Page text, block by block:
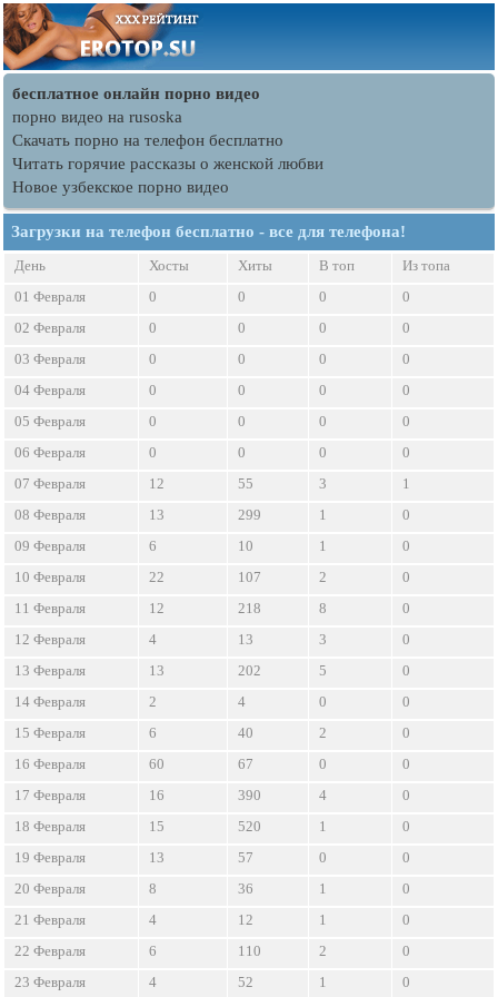
бесплатное онлайн порно видео
порно видео на rusoska
Скачать порно на телефон бесплатно
Читать горячие рассказы о женской любви
Новое узбекское порно видео
Загрузки на телефон бесплатно - все для телефона!
День Хосты Хиты В топ
Из топа
01 Февраля
0 0 0
0
02 Февраля
0 0 0
0
03 Февраля
0 0 0
0
04 Февраля
0 0 0
0
05 Февраля
0 0 0
0
06 Февраля
0 0 0
0
07 Февраля
12 55 3
1
08 Февраля
13 299 1
0
09 Февраля
6 10 1
0
10 Февраля
22 107 2
0
11 Февраля
12 218 8
0
12 Февраля
4 13 3
0
13 Февраля
13 202 5
0
14 Февраля
2 4 0
0
15 Февраля
6 40 2
0
16 Февраля
60 67 0
0
17 Февраля
16 390 4
0
18 Февраля
15 520 1
0
19 Февраля
13 57 0
0
20 Февраля
8 36 1
0
21 Февраля
4 12 1
0
22 Февраля
6 110 2
0
23 Февраля
4 52 1 0